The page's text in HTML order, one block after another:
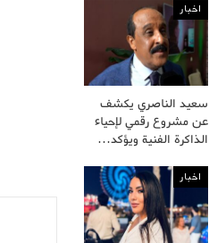
اخبار
سعيد الناصري يكشف
عن مشروع رقمي لإحياء
الذاكرة الفنية ويؤكد…
اخبار